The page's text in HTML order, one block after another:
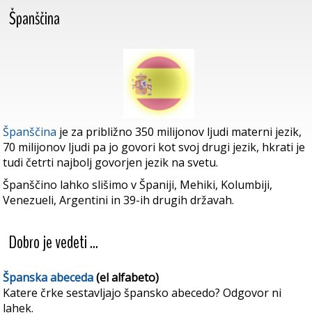
Španščina
Španščina je za približno 350 milijonov ljudi materni jezik,
70 milijonov ljudi pa jo govori kot svoj drugi jezik, hkrati je
tudi četrti najbolj govorjen jezik na svetu.
Španščino lahko slišimo v Španiji, Mehiki, Kolumbiji,
Venezueli, Argentini in 39-ih drugih državah.
Dobro je vedeti ...
Španska abeceda(el alfabeto)
Katere črke sestavljajo špansko abecedo? Odgovor ni
lahek.